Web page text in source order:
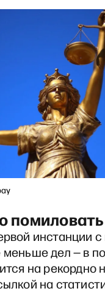
помиловать
инстанции
дел — в
на рекордно
на